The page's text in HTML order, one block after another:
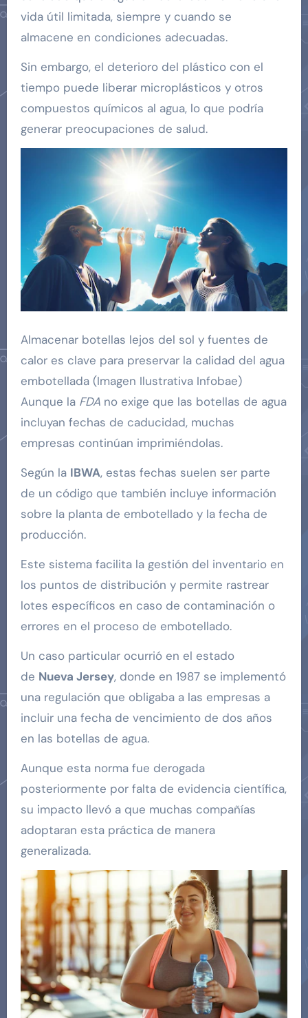
vida útil limitada, siempre y cuando se
almacene en condiciones adecuadas.
Sin embargo, el deterioro del plástico con el
tiempo puede liberar microplásticos y otros
compuestos químicos al agua, lo que podría
generar preocupaciones de salud.
Almacenar botellas lejos del sol y fuentes de
calor es clave para preservar la calidad del agua
embotellada (Imagen Ilustrativa Infobae)
Aunque laFDA no exige que las botellas de agua
incluyan fechas de caducidad, muchas
empresas continúan imprimiéndolas.
Según la IBWA, estas fechas suelen ser parte
de un código que también incluye información
sobre la planta de embotellado y la fecha de
producción.
Este sistema facilita la gestión del inventario en
los puntos de distribución y permite rastrear
lotes específicos en caso de contaminación o
errores en el proceso de embotellado.
Un caso particular ocurrió en el estado
de Nueva Jersey, donde en 1987 se implementó
una regulación que obligaba a las empresas a
incluir una fecha de vencimiento de dos años
en las botellas de agua.
Aunque esta norma fue derogada
posteriormente por falta de evidencia científica,
su impacto llevó a que muchas compañías
adoptaran esta práctica de manera
generalizada.